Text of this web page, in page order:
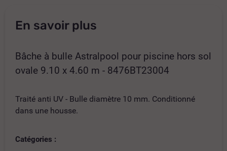
En savoir plus
Bâche à bulle Astralpool pour piscine hors sol
ovale 9.10 x 4.60 m - 8476BT23004
Traité anti UV - Bulle diamètre 10 mm. Conditionné
dans une housse.
Catégories :